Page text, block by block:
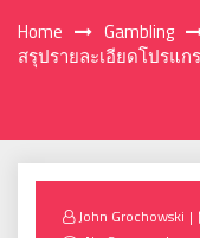
Home
Gambling
สรุปรายละเอียดโปรแก
John Grochowski